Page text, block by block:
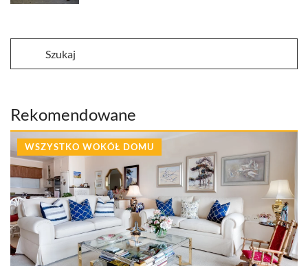
Rekomendowane
WSZYSTKO WOKÓŁ DOMU